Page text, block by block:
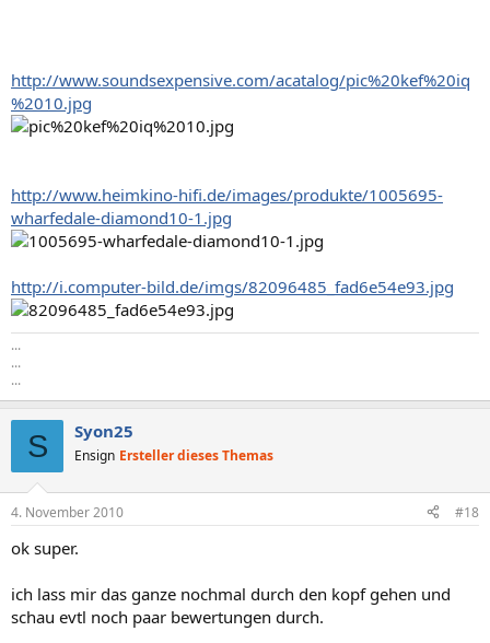
http://www.soundsexpensive.com/acatalog/pic%20kef%20iq
%2010.jpg
http://www.heimkino-hifi.de/images/produkte/1005695-
wharfedale-diamond10-1.jpg
http://i.computer-bild.de/imgs/82096485_fad6e54e93.jpg
...
...
...
S Syon25
Ensign Ersteller dieses Themas
4. November 2010 #18
ok super.
ich lass mir das ganze nochmal durch den kopf gehen und
schau evtl noch paar bewertungen durch.